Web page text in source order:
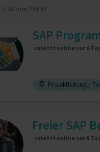
1-20 von 26193
SAP
zuletzt online vor 6
Projektleitung /
Freier SAP
zuletzt online vor 8